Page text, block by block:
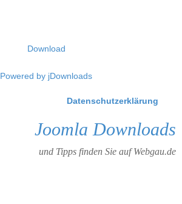
Download
Powered by jDownloads
Datenschutzerklärung
Joomla Downloads
und Tipps finden Sie auf Webgau.de